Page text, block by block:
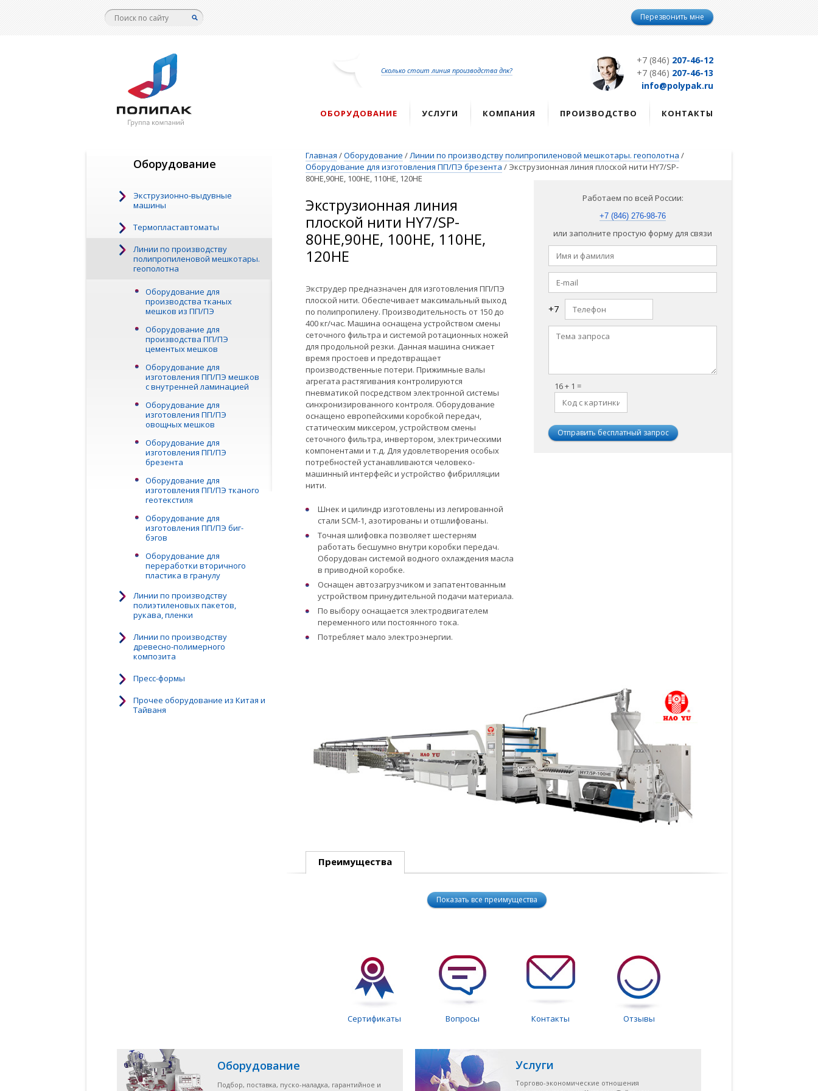
Перейти
к
Перезвонить мне
+7 (846) 207-46-12
+7 (846) 207-46-13
info@polypak.ru
Сколько стоит линия производства дпк?
ОБОРУДОВАНИЕ УСЛУГИ КОМПАНИЯ ПРОИЗВОДСТВО КОНТАКТЫ
Оборудование
Экструзионно-выдувные
машины
Термопластавтоматы
Линии по производству
полипропиленовой мешкотары.
геополотна
Оборудование для
производства тканых
мешков из ПП/ПЭ
Оборудование для
производства ПП/ПЭ
цементых мешков
Оборудование для
изготовления ПП/ПЭ мешков
с внутренней ламинацией
Оборудование для
изготовления ПП/ПЭ
овощных мешков
Оборудование для
изготовления ПП/ПЭ
брезента
Оборудование для
изготовления ПП/ПЭ тканого
геотекстиля
Оборудование для
изготовления ПП/ПЭ биг-
бэгов
Оборудование для
переработки вторичного
пластика в гранулу
Линии по производству
полиэтиленовых пакетов,
рукава, пленки
Линии по производству
древесно-полимерного
композита
Пресс-формы
Прочее оборудование из Китая и
Тайваня
Главная /Оборудование /Линии по производству полипропиленовой мешкотары. геополотна /
Оборудование для изготовления ПП/ПЭ брезента / Экструзионная линия плоской нити HY7/SP-
80HE,90HE, 100HE, 110HE, 120HE
Работаем по всей России:
+7 (846) 276-98-76
или заполните простую форму для связи
+7
16 + 1 =
Экструзионная линия
плоской нити HY7/SP-
80HE,90HE, 100HE, 110HE,
120HE
Экструдер предназначен для изготовления ПП/ПЭ
плоской нити. Обеспечивает максимальный выход
по полипропилену. Производительность от 150 до
400 кг/час. Машина оснащена устройством смены
сеточного фильтра и системой ротационных ножей
для продольной резки. Данная машина снижает
время простоев и предотвращает
производственные потери. Прижимные валы
агрегата растягивания контролируются
пневматикой посредством электронной системы
синхронизированного контроля. Оборудование
оснащено европейскими коробкой передач,
статическим миксером, устройством смены
сеточного фильтра, инвертором, электрическими
компонентами и т.д. Для удовлетворения особых
потребностей устанавливаются человеко-
машинный интерфейс и устройство фибрилляции
нити.
Шнек и цилиндр изготовлены из легированной
стали SCM-1, азотированы и отшлифованы.
Точная шлифовка позволяет шестерням
работать бесшумно внутри коробки передач.
Оборудован системой водного охлаждения масла
в приводной коробке.
Оснащен автозагрузчиком и запатентованным
устройством принудительной подачи материала.
По выбору оснащается электродвигателем
переменного или постоянного тока.
Потребляет мало электроэнергии.
Преимущества
Показать все преимущества
Сертификаты Вопросы Контакты Отзывы
Оборудование
Подбор, поставка, пуско-наладка, гарантийное и
Услуги
Торгово-экономические отношения